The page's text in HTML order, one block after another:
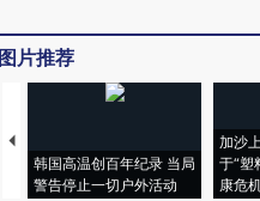
图片推荐
韩国高温创百年纪录 当局
警告停止一切户外活动
加沙
于“塑
康危